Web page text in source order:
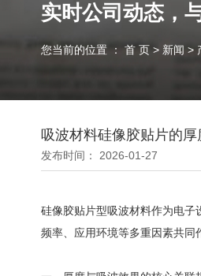
实时公司动态，
您当前的位置 ： 首 页 > 新闻 >
吸波材料硅像胶贴片的
发布时间： 2026-01-27
硅像胶贴片型吸波材料作为电子
频率、应用环境等多重因素共同